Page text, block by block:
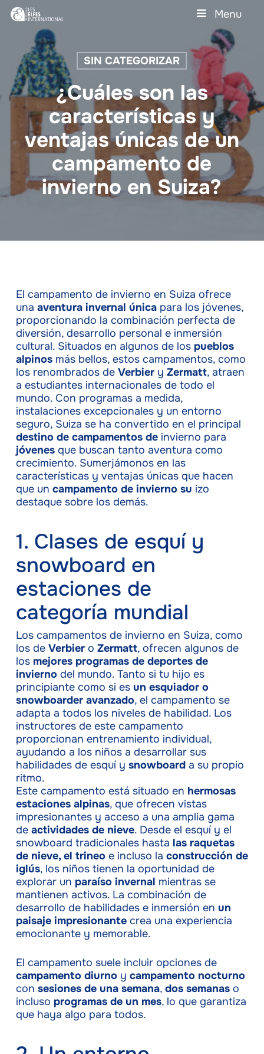
Skip
content
Menu
SIN CATEGORIZAR
¿Cuáles son las
características y
ventajas únicas de un
campamento de
invierno en Suiza?
El campamento de invierno en Suiza ofrece
una aventura invernal únicapara los jóvenes,
proporcionando la combinación perfecta de
diversión, desarrollo personal e inmersión
cultural. Situados en algunos de los pueblos
alpinosmás bellos, estos campamentos, como
los renombrados de Verbiery Zermatt, atraen
a estudiantes internacionales de todo el
mundo. Con programas a medida,
instalaciones excepcionales y un entorno
seguro, Suiza se ha convertido en el principal
destino de campamentos deinvierno para
jóvenesque buscan tanto aventura como
crecimiento. Sumerjámonos en las
características y ventajas únicas que hacen
que un campamento de invierno su izo
destaque sobre los demás.
1. Clases de esquí y
snowboard en
estaciones de
categoría mundial
Los campamentos de invierno en Suiza, como
los de Verbiero Zermatt, ofrecen algunos de
los mejores programas de deportes de
inviernodel mundo. Tanto si tu hijo es
principiante como si es un esquiador o
snowboarder avanzado, el campamento se
adapta a todos los niveles de habilidad. Los
instructores de este campamento
proporcionan entrenamiento individual,
ayudando a los niños a desarrollar sus
habilidades de esquí y snowboarda su propio
ritmo.
Este campamento está situado en hermosas
estaciones alpinas, que ofrecen vistas
impresionantes y acceso a una amplia gama
de actividades de nieve. Desde el esquí y el
snowboard tradicionales hasta las raquetas
de nieve, el trineoe incluso la construcción de
iglús, los niños tienen la oportunidad de
explorar un paraíso invernal mientras se
mantienen activos. La combinación de
desarrollo de habilidades e inmersión en un
paisaje impresionantecrea una experiencia
emocionante y memorable.
El campamento suele incluir opciones de
campamento diurnoy campamento nocturno
con sesiones de una semana, dos semanaso
incluso programas de un mes, lo que garantiza
que haya algo para todos.
Close
Menu